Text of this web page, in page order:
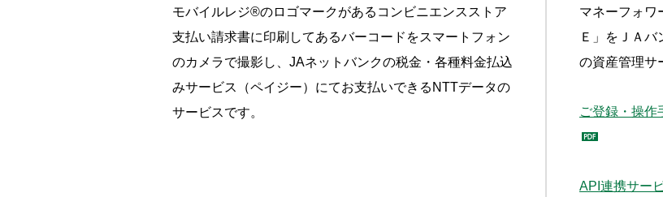
モバイルレジ®のロゴマークがあるコンビニエンスストア
支払い請求書に印刷してあるバーコードをスマートフォン
のカメラで撮影し、JAネットバンクの税金・各種料金払込
みサービス（ペイジー）にてお支払いできるNTTデータの
サービスです。
マネーフォワ
Ｅ」をＪＡ
の資産管理サ
ご登録・操作
API連携サー